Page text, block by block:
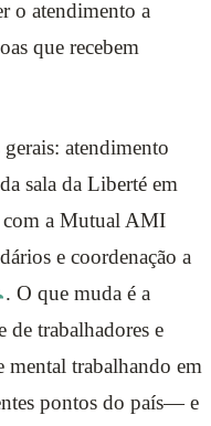
o atendimento a
que recebem
atendimento
sala da Liberté em
com a Mutual AMI
e coordenação a
. O que muda é a
trabalhadores e
mental trabalhando em
pontos do país— e